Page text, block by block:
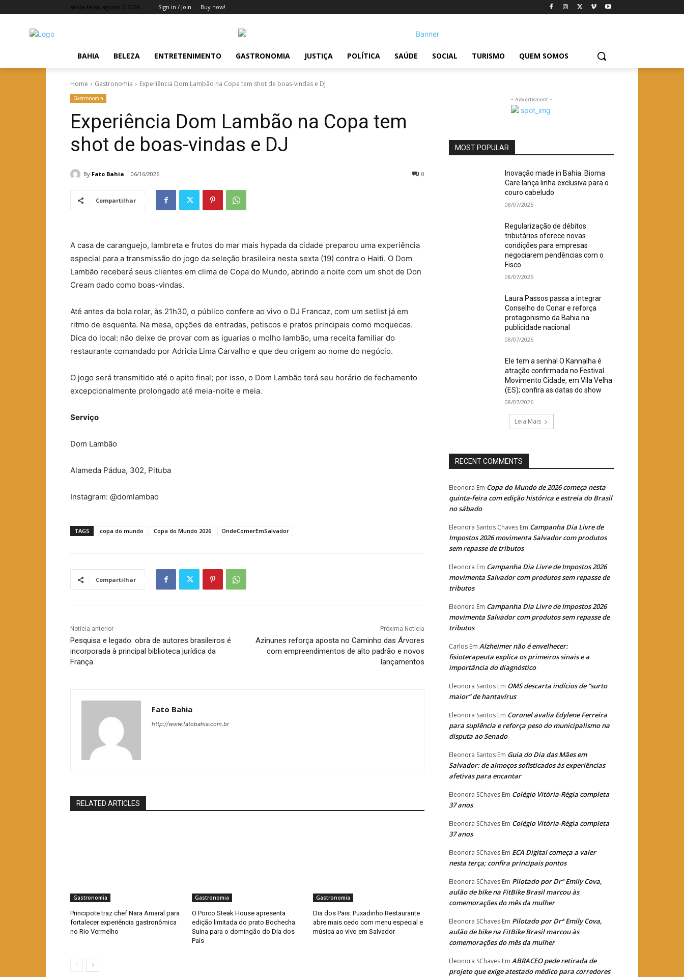
sexta-feira, agosto 7, 2026 Sign in / Join Buy now!
BAHIA BELEZA ENTRETENIMENTO GASTRONOMIA JUSTIÇA POLÍTICA SAÚDE SOCIAL TURISMO QUEM SOMOS
Home Gastronomia Experiência Dom Lambão na Copa tem shot de boas-vindas e DJ
Gastronomia
Experiência Dom Lambão na Copa tem
shot de boas-vindas e DJ
By Fato Bahia 06/16/2026 0
Compartilhar
A casa de caranguejo, lambreta e frutos do mar mais hypada da cidade preparou uma experiência
especial para a transmissão do jogo da seleção brasileira nesta sexta (19) contra o Haiti. O Dom
Lambão receberá seus clientes em clima de Copa do Mundo, abrindo a noite com um shot de Don
Cream dado como boas-vindas.
Até antes da bola rolar, às 21h30, o público confere ao vivo o DJ Francaz, com um setlist já em
ritmo de esquenta. Na mesa, opções de entradas, petiscos e pratos principais como moquecas.
Dica do local: não deixe de provar com as iguarias o molho lambão, uma receita familiar do
restaurante comandado por Adricia Lima Carvalho e que deu origem ao nome do negócio.
O jogo será transmitido até o apito final; por isso, o Dom Lambão terá seu horário de fechamento
excepcionalmente prolongado até meia-noite e meia.
Serviço
Dom Lambão
Alameda Pádua, 302, Pituba
Instagram: @domlambao
TAGS copa do mundo Copa do Mundo 2026 OndeComerEmSalvador
Compartilhar
Notícia anterior
Pesquisa e legado: obra de autores brasileiros é
incorporada à principal biblioteca jurídica da
França
Próxima Notícia
Azinunes reforça aposta no Caminho das Árvores
com empreendimentos de alto padrão e novos
lançamentos
Fato Bahia
http://www.fatobahia.com.br
RELATED ARTICLES
Gastronomia
Principote traz chef Nara Amaral para
fortalecer experiência gastronômica
no Rio Vermelho
Gastronomia
O Porco Steak House apresenta
edição limitada do prato Bochecha
Suína para o domingão do Dia dos
Pais
Gastronomia
Dia dos Pais: Puxadinho Restaurante
abre mais cedo com menu especial e
música ao vivo em Salvador
- Advertisment -
MOST POPULAR
Inovação made in Bahia: Bioma
Care lança linha exclusiva para o
couro cabeludo
08/07/2026
Regularização de débitos
tributários oferece novas
condições para empresas
negociarem pendências com o
Fisco
08/07/2026
Laura Passos passa a integrar
Conselho do Conar e reforça
protagonismo da Bahia na
publicidade nacional
08/07/2026
Ele tem a senha! O Kannalha é
atração confirmada no Festival
Movimento Cidade, em Vila Velha
(ES); confira as datas do show
08/07/2026
Leia Mais
RECENT COMMENTS
Eleonora Em Copa do Mundo de 2026 começa nesta
quinta-feira com edição histórica e estreia do Brasil
no sábado
Eleonora Santos Chaves Em Campanha Dia Livre de
Impostos 2026 movimenta Salvador com produtos
sem repasse de tributos
Eleonora Em Campanha Dia Livre de Impostos 2026
movimenta Salvador com produtos sem repasse de
tributos
Eleonora Em Campanha Dia Livre de Impostos 2026
movimenta Salvador com produtos sem repasse de
tributos
Carlos Em Alzheimer não é envelhecer:
fisioterapeuta explica os primeiros sinais e a
importância do diagnóstico
Eleonora Santos Em OMS descarta indícios de “surto
maior” de hantavírus
Eleonora Santos Em Coronel avalia Edylene Ferreira
para suplência e reforça peso do municipalismo na
disputa ao Senado
Eleonora Santos Em Guia do Dia das Mães em
Salvador: de almoços sofisticados às experiências
afetivas para encantar
Eleonora SChaves Em Colégio Vitória-Régia completa
37 anos
Eleonora SChaves Em Colégio Vitória-Régia completa
37 anos
Eleonora SChaves Em ECA Digital começa a valer
nesta terça; confira principais pontos
Eleonora SChaves Em Pilotado por Drª Emily Cova,
aulão de bike na FitBike Brasil marcou às
comemorações do mês da mulher
Eleonora SChaves Em Pilotado por Drª Emily Cova,
aulão de bike na FitBike Brasil marcou às
comemorações do mês da mulher
Eleonora SChaves Em ABRACEO pede retirada de
projeto que exige atestado médico para corredores